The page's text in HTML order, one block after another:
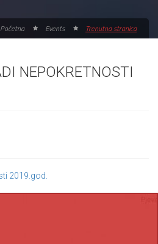
Events Trenutna stranica
NEPOKRETNOSTI
2019.god.